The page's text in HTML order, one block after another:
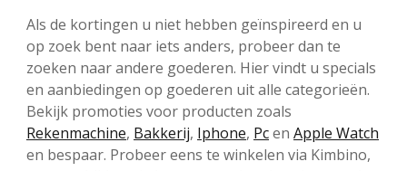
Als de kortingen u niet hebben geïnspireerd en u
op zoek bent naar iets anders, probeer dan te
zoeken naar andere goederen. Hier vindt u specials
en aanbiedingen op goederen uit alle categorieën.
Bekijk promoties voor producten zoals
Rekenmachine, Bakkerij, Iphone, Pcen Apple Watch
en bespaar. Probeer eens te winkelen via Kimbino,